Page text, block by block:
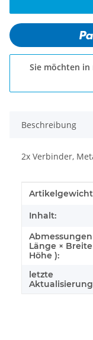
Sie möchten in
Beschreibung
2x Verbinder,
Wert
Inhalt:
Länge × Breite
Höhe ):
letzte